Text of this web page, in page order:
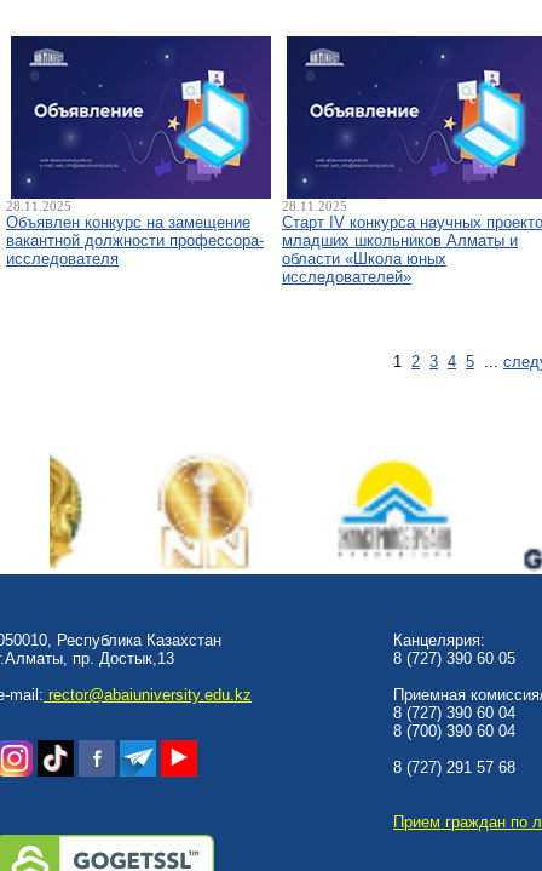
28.11.2025
Объявлен конкурс на замещение
вакантной должности профессора-
исследователя
28.11.2025
Старт IV конкурса научных
младших школьников Алматы и
области «Школа юных
исследователей»
1 2 3 4 5 ...
Республика Казахстан
пр. Достык,13
mail: rector@abaiuniversity.edu.kz
Канцелярия:
8 (727) 390 60 05
Приемная
8 (727) 390 60 04
8 (700) 390 60 04
8 (727) 291 57 68
Прием граждан по